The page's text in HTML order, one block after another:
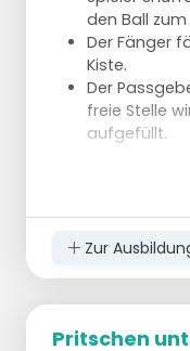
den Ball
Der Fänger
Kiste.
Der
freie Stelle
aufgefüllt.
Zur
Pritschen